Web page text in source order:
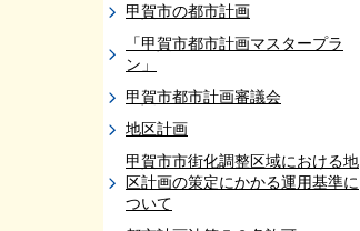
甲賀市の都市計画
「甲賀市都市計画マスタープラ
ン」
甲賀市都市計画審議会
地区計画
甲賀市市街化調整区域における地
区計画の策定にかかる運用基準に
ついて